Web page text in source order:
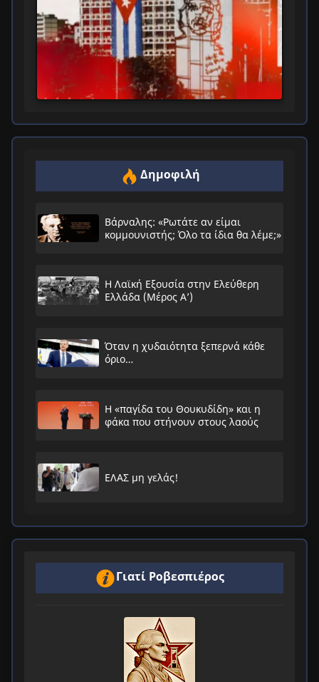
Δημοφιλή
Βάρναλης: «Ρωτάτε αν είμαι
κομμουνιστής; Όλο τα ίδια θα λέμε;»
Η Λαϊκή Εξουσία στην Ελεύθερη
Ελλάδα (Μέρος Α’)
Όταν η χυδαιότητα ξεπερνά κάθε
όριο…
Η «παγίδα του Θουκυδίδη» και η
φάκα που στήνουν στους λαούς
ΕΛΑΣ μη γελάς!
Γιατί Ροβεσπιέρος